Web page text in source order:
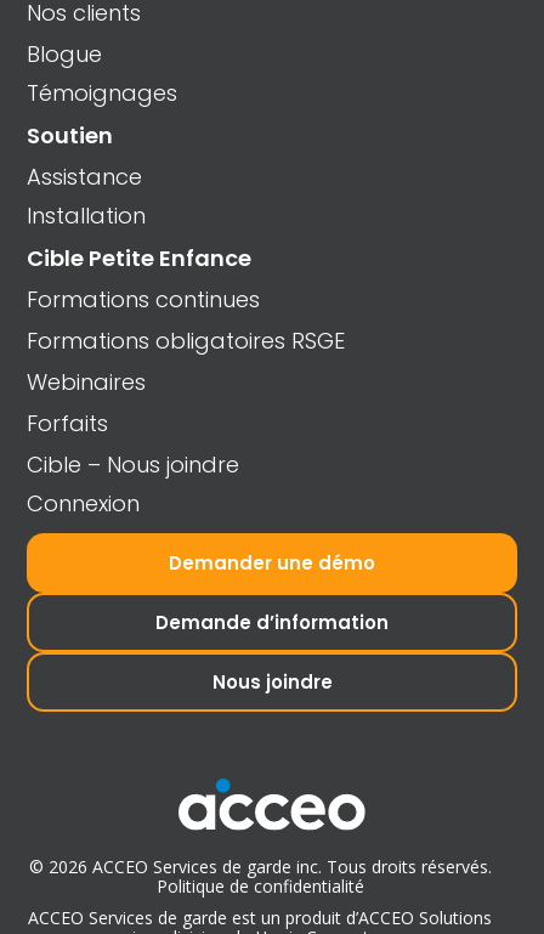
Nos clients
Blogue
Témoignages
Soutien
Assistance
Installation
Cible Petite Enfance
Formations continues
Formations obligatoires RSGE
Webinaires
Forfaits
Cible – Nous joindre
Connexion
Demander une démo
Demande d’information
Nous joindre
© 2026 ACCEO Services de garde inc. Tous droits réservés.
Politique de confidentialité
ACCEO Services de garde est un produit d’ACCEO Solutions